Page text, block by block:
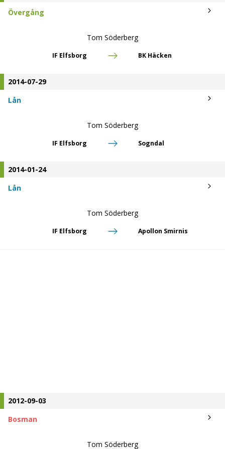
Övergång
Tom Söderberg
IF Elfsborg BK Häcken
2014-07-29
Lån
Tom Söderberg
IF Elfsborg Sogndal
2014-01-24
Lån
Tom Söderberg
IF Elfsborg Apollon Smirnis
2012-09-03
Bosman
Tom Söderberg